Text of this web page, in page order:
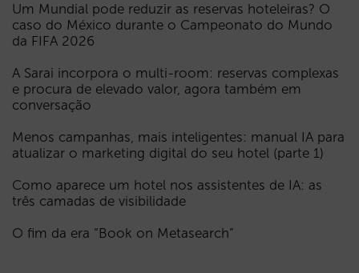
Um Mundial pode reduzir as reservas hoteleiras? O
caso do México durante o Campeonato do Mundo
da FIFA 2026
A Sarai incorpora o multi-room: reservas complexas
e procura de elevado valor, agora também em
conversação
Menos campanhas, mais inteligentes: manual IA para
atualizar o marketing digital do seu hotel (parte 1)
Como aparece um hotel nos assistentes de IA: as
três camadas de visibilidade
O fim da era “Book on Metasearch”